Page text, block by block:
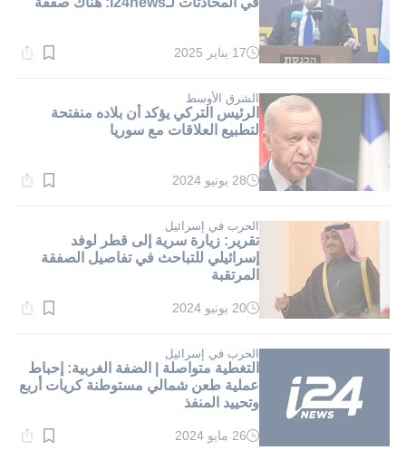
وقت
دقيقة.
17 يناير 2025
الشرق الأوسط
الرئيس التركي يؤكد أن بلاده منفتحة
لتطبيع العلاقات مع سوريا
وقت
دقيقة.
28 يونيو 2024
الحرب في إسرائيل
تقرير: زيارة سرية إلى قطر لوفد
إسرائيلي للتباحث في تفاصيل الصفقة
المرتقبة
وقت
دقيقة.
20 يونيو 2024
الحرب في إسرائيل
التغطية متواصلة | الضفة الغربية: إحباط
عملية طعن شمالي مستوطنة كريات أربع
وتحييد المنفذ
وقت
26 مايو 2024